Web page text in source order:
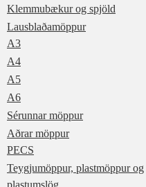
Klemmubækur og spjöld
Lausblaðamöppur
A3
A4
A5
A6
Sérunnar möppur
Aðrar möppur
PECS
Teygjumöppur, plastmöppur og
plastumslög